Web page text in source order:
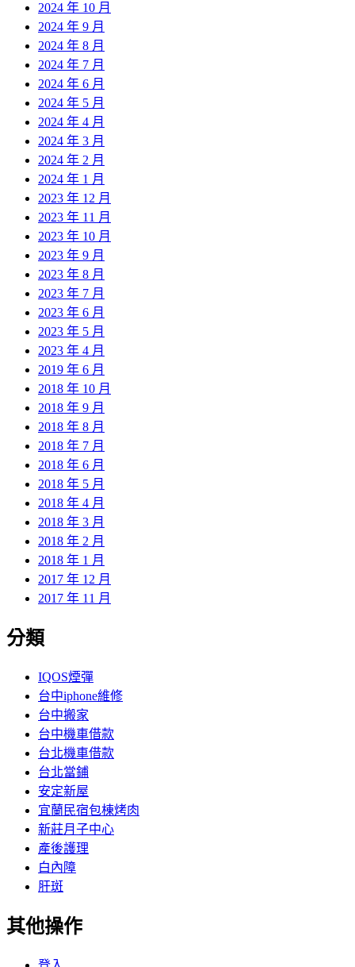
2024 年 10 月
2024 年 9 月
2024 年 8 月
2024 年 7 月
2024 年 6 月
2024 年 5 月
2024 年 4 月
2024 年 3 月
2024 年 2 月
2024 年 1 月
2023 年 12 月
2023 年 11 月
2023 年 10 月
2023 年 9 月
2023 年 8 月
2023 年 7 月
2023 年 6 月
2023 年 5 月
2023 年 4 月
2019 年 6 月
2018 年 10 月
2018 年 9 月
2018 年 8 月
2018 年 7 月
2018 年 6 月
2018 年 5 月
2018 年 4 月
2018 年 3 月
2018 年 2 月
2018 年 1 月
2017 年 12 月
2017 年 11 月
分類
IQOS煙彈
台中iphone維修
台中搬家
台中機車借款
台北機車借款
台北當鋪
安定新屋
宜蘭民宿包棟烤肉
新莊月子中心
產後護理
白內障
肝斑
其他操作